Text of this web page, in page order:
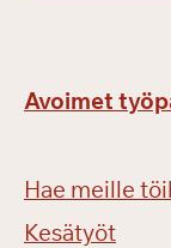
Avoimet
Hae meille
Kesätyöt